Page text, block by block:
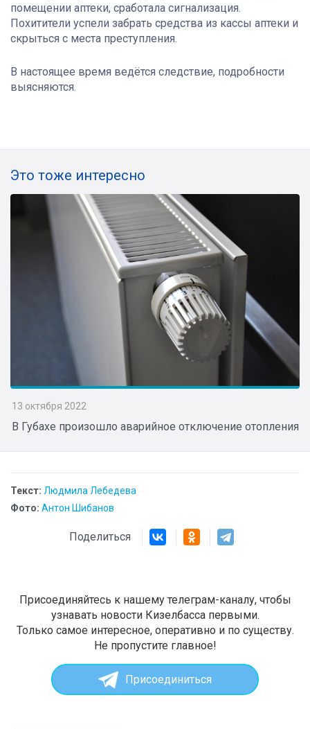
помещении аптеки, сработала сигнализация.
Похитители успели забрать средства из кассы аптеки и
скрыться с места преступления.
В настоящее время ведётся следствие, подробности
выясняются.
Это тоже интересно
13 октября 2022
В Губахе произошло аварийное отключение отопления
Текст: Людмила Лебедева
Фото: Антон Шибанов
Поделиться
Присоединяйтесь к нашему телеграм-каналу, чтобы
узнавать новости Кизелбасса первыми.
Только самое интересное, оперативно и по существу.
Не пропустите главное!
Присоединиться